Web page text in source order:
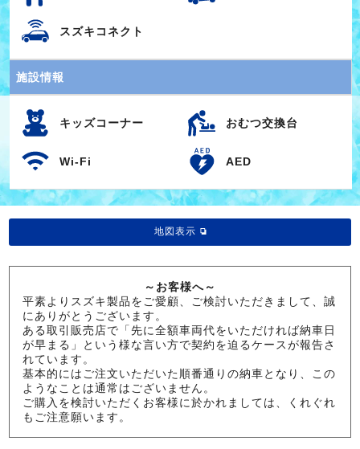
スズキコネクト
施設情報
キッズコーナー おむつ交換台
Wi-Fi AED
地図表示
～お客様へ～
平素よりスズキ製品をご愛顧、ご検討いただきまして、誠
にありがとうございます。
ある取引販売店で「先に全額車両代をいただければ納車日
が早まる」という様な言い方で契約を迫るケースが報告さ
れています。
基本的にはご注文いただいた順番通りの納車となり、この
ようなことは通常はございません。
ご購入を検討いただくお客様に於かれましては、くれぐれ
もご注意願います。